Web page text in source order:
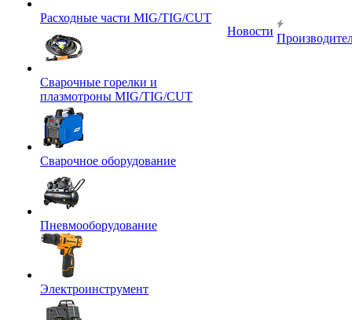
Расходные части MIG/TIG/CUT
Сварочные горелки и
плазмотроны MIG/TIG/CUT
Сварочное оборудование
Пневмооборудование
Электроинструмент
Новости